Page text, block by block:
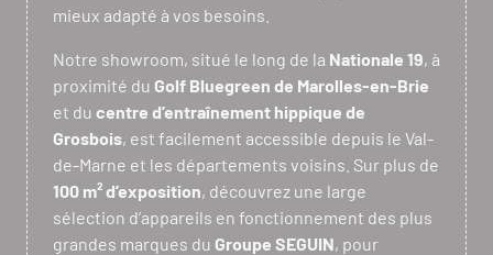
mieux adapté à vos besoins.
Notre showroom, situé le long de la Nationale 19, à
proximité du Golf Bluegreen de Marolles-en-Brie
et du centre d’entraînement hippique de
Grosbois, est facilement accessible depuis le Val-
de-Marne et les départements voisins. Sur plus de
100 m² d’exposition, découvrez une large
sélection d’appareils en fonctionnement des plus
grandes marques du Groupe SEGUIN, pour